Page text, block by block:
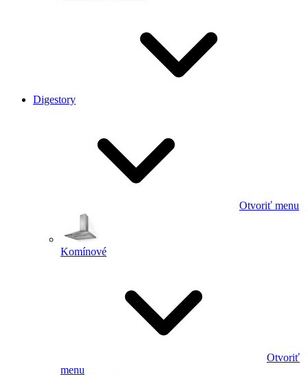
Digestory
Otvoriť menu
Komínové
Otvoriť
menu